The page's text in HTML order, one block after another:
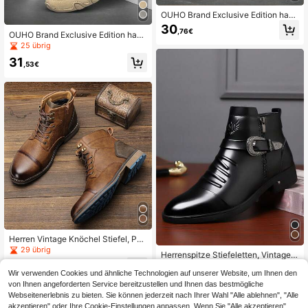
OUHO Brand Exclusive Edition hand
genähte Oktopus Herren-Knöchelst
iefel, Herren-High-Top Leder-Reitst
iefel
25 übrig
31 ,53€
Herren Vintage Knöchel Stiefel, Pat
chwork Obermaterial, Gummi Zweif
arbige rutschfeste Sohle, Innerer Re
l, Beige Naht, passt zu Jeans
29 übrig
OUHO Brand Exclusive Edition hand
genähte Oktopus-Herren-Knöchels
tiefel, Herren-High-Top-Leder-Reit
30 ,76€
Herrenspitze Stiefeletten, Vintage-
reißverschluss Stiefeletten, niedrige
r Blockabsatz Dress Party Schuhe
43,85€
Wir verwenden Cookies und ähnliche Technologien auf unserer Website, um Ihnen den
von Ihnen angeforderten Service bereitzustellen und Ihnen das bestmögliche
Webseitenerlebnis zu bieten. Sie können jederzeit nach Ihrer Wahl "Alle ablehnen", "Alle
akzeptieren" oder Ihre Cookie-Einstellungen anpassen. Wenn Sie "Alle akzeptieren"